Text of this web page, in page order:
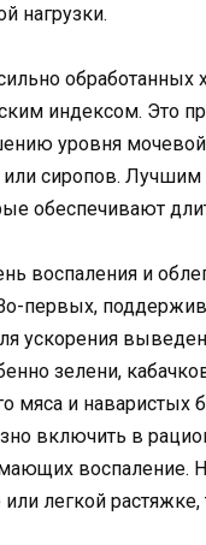
нагрузки.
обработанных
индексом. Это
уровня
или сиропов.
обеспечивают
воспаления и
первых,
ускорения
зелени,
мяса и
включить в
воспаление.
легкой